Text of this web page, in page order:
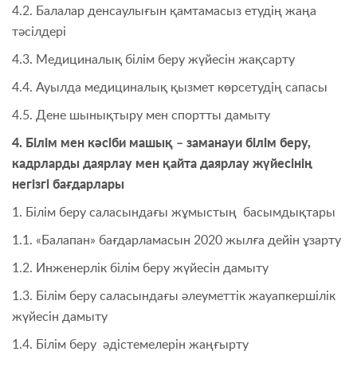
4.2. Балалар денсаулығын қамтамасыз етудің жаңа
тәсілдері
4.3. Медициналық білім беру жүйесін жақсарту
4.4. Ауылда медициналық қызмет көрсетудің сапасы
4.5. Дене шынықтыру мен спортты дамыту
4. Білім мен кәсіби машық – заманауи білім беру,
кадрларды даярлау мен қайта даярлау жүйесінің
негізгі бағдарлары
1. Білім беру саласындағы жұмыстың басымдықтары
1.1. «Балапан» бағдарламасын 2020 жылға дейін ұзарту
1.2. Инженерлік білім беру жүйесін дамыту
1.3. Білім беру саласындағы әлеуметтік жауапкершілік
жүйесін дамыту
1.4. Білім беру әдістемелерін жаңғырту